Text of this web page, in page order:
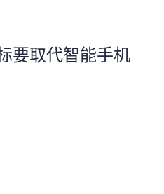
要取代智能手机